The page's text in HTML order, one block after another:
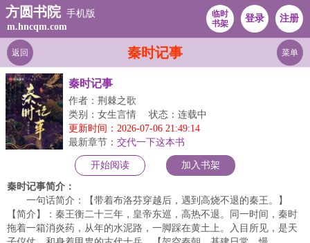
方圆书院 手机版
m.hncqm.com
临时
书架
登录 注册
秦时记事
返回 菜单
秦时记事
作者：荆棘之歌
类别：女生言情
状态：连载中
更新时间：2026-07-06 21:49:14
最新章节： 交代一下这本书
开始阅读 加入书架
秦时记事简介：
一句话简介：【带着布洛芬穿越后，遇到高烧不退的秦王。】
【简介】：秦王衡二十三年，皇帝东巡，高热不退。同一时间，秦时
拖着一箱消炎药，从年的水泥路，一脚踩在黄土上。入目所见，是天